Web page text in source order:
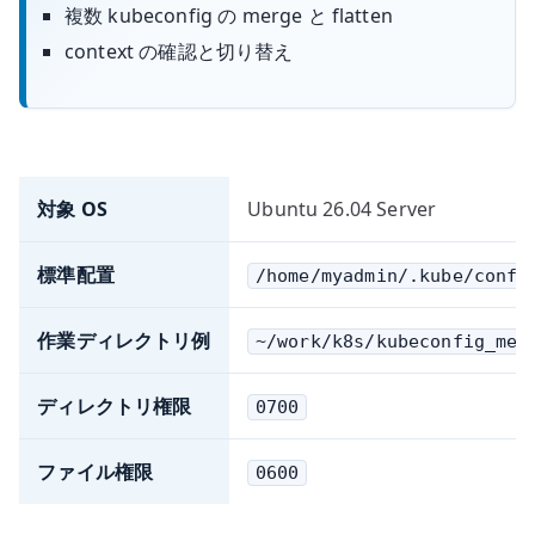
複数 kubeconfig の merge と flatten
context の確認と切り替え
対象 OS Ubuntu 26.04 Server
標準配置 /home/myadmin/.kube/
作業ディレクトリ例 ~/work/k8s/
ディレクトリ権限 0700
ファイル権限 0600